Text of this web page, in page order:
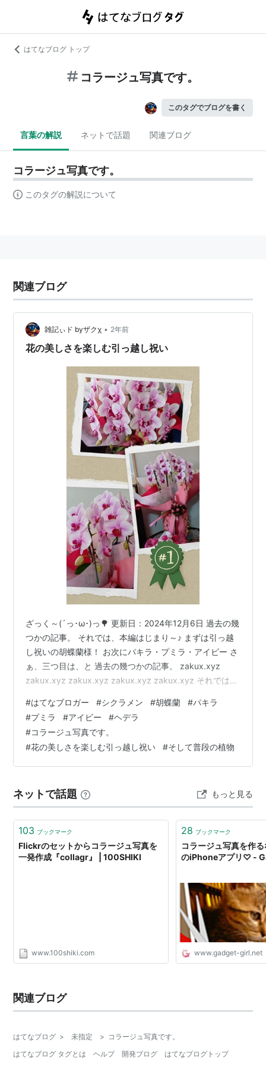
はてなブログ トップ
コラージュ写真です。
このタグでブログを書く
言葉の解説 ネットで話題 関連ブログ
コラージュ写真です。
このタグの解説について
関連ブログ
雑記ぃド byザクχ • 2年前
花の美しさを楽しむ引っ越し祝い
ざっく～(´っ･ω･)っ🌳 更新日：2024年12月6日 過去の幾
つかの記事。 それでは、本編はじまり～♪ まずは引っ越
し祝いの胡蝶蘭様！ お次にパキラ・プミラ・アイビー さ
ぁ、三つ目は、と 過去の幾つかの記事。 zakux.xyz
zakux.xyz zakux.xyz zakux.xyz zakux.xyz それでは、
ですわ。 いやぁ、やっぱり花はいい。 綺麗ですね。 お
次にパキラ・プミラ・アイビー 引っ越しで剪定しまし
て、小さくなりましたが もうこんなに大きくなりまし
た。 さすがパキラの回復力🍃 パキラの鉢に植わっている
三種の花は人工…
#はてなブロガー #シクラメン #胡蝶蘭 #パキラ
#プミラ #アイビー #ヘデラ
#コラージュ写真です。
#花の美しさを楽しむ引っ越し祝い #そして普段の植物
ネットで話題 もっと見る
103 ブックマーク
Flickrのセットからコラージュ写真を
一発作成『collagr』 | 100SHIKI
www.100shiki.com
28 ブックマーク
コラージュ写真を作
のiPhoneアプリ♡ -
www.gadget-girl.net
関連ブログ
はてなブログ > 未指定 > コラージュ写真です。
はてなブログ タグとは
ヘルプ 開発ブログ はてなブログトップ